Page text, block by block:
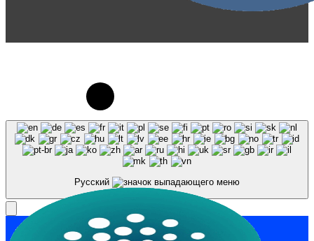
использовании материалов сайта galaktika64.ru
ссылка на источник обязательна.
Русский